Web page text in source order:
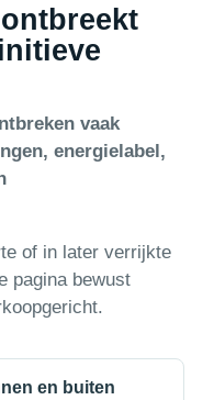
vaak
energielabel,
of in later verrijkte
pagina bewust
en buiten